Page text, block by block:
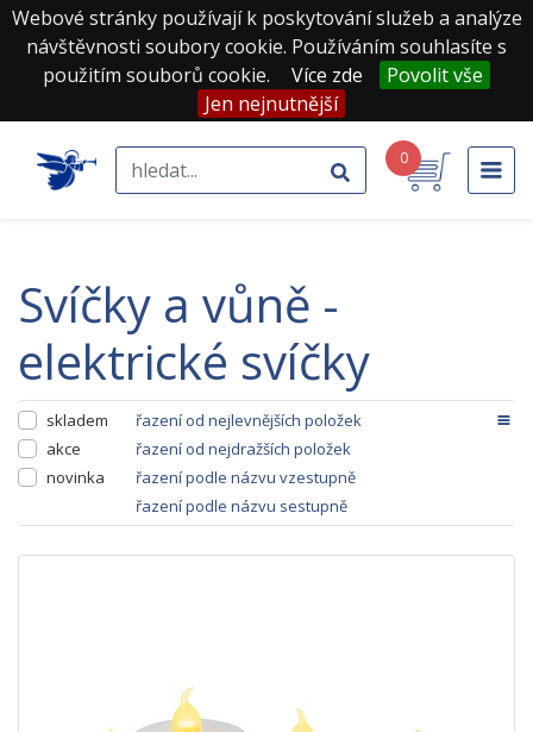
Webové stránky používají k poskytování služeb a analýze
návštěvnosti soubory cookie. Používáním souhlasíte s
použitím souborů cookie.
Více zde
Povolit vše
Jen nejnutnější
0
svíčky a vůně -
elektrické svíčky
skladem
akce
novinka
řazení od nejlevnějších položek
řazení od nejdražších položek
řazení podle názvu vzestupně
řazení podle názvu sestupně